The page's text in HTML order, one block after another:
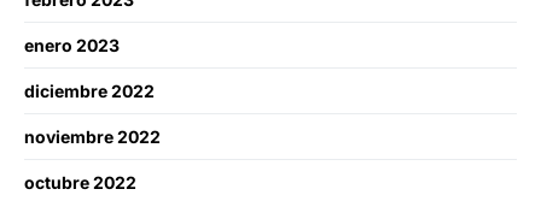
enero 2023
diciembre 2022
noviembre 2022
octubre 2022